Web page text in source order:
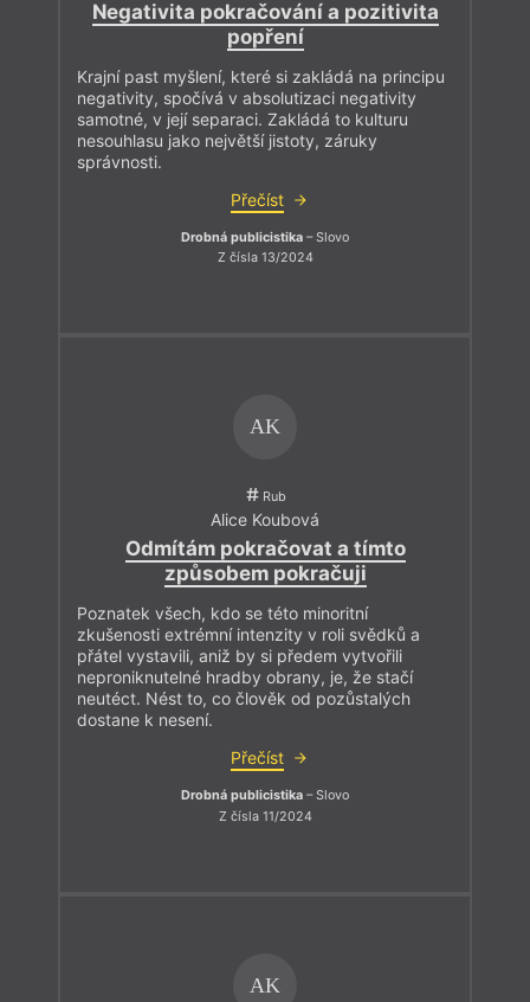
Negativita pokračování a pozitivita
popření
Krajní past myšlení, které si zakládá na principu
negativity, spočívá v absolutizaci negativity
samotné, v její separaci. Zakládá to kulturu
nesouhlasu jako největší jistoty, záruky
správnosti.
Přečíst
Drobná publicistika – Slovo
Z čísla 13/2024
AK
Rub
Alice Koubová
Odmítám pokračovat a tímto
způsobem pokračuji
Poznatek všech, kdo se této minoritní
zkušenosti extrémní intenzity v roli svědků a
přátel vystavili, aniž by si předem vytvořili
neproniknutelné hradby obrany, je, že stačí
neutéct. Nést to, co člověk od pozůstalých
dostane k nesení.
Přečíst
Drobná publicistika – Slovo
Z čísla 11/2024
AK